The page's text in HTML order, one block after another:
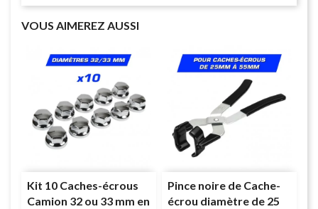
VOUS AIMEREZ AUSSI
Kit 10 Caches-écrous
Camion 32 ou 33 mm en
Pince noire de Cache-
écrou diamètre de 25